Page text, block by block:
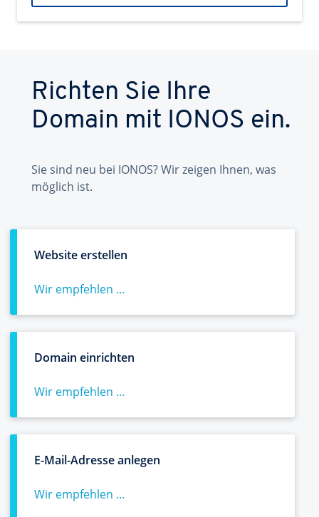
Richten Sie Ihre
Domain mit IONOS ein.
Sie sind neu bei IONOS? Wir zeigen Ihnen, was
möglich ist.
Website erstellen
Wir empfehlen ...
Domain einrichten
Wir empfehlen ...
E-Mail-Adresse anlegen
Wir empfehlen ...